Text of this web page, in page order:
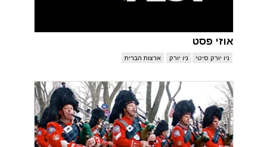
אוזי פסט
ניו יורק סיטי ניו יורק ארצות הברית